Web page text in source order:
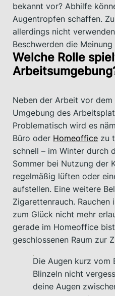
bekannt vor? Abhilfe
Augentropfen schaffen.
allerdings nicht
Beschwerden die
Welche Rolle
Neben der Arbeit vor
Umgebung des
Problematisch wird es
Büro oder Homeoffice zu
schnell – im Winter durch
Sommer bei Nutzung der
regelmäßig lüften oder
aufstellen. Eine weitere
Zigarettenrauch.
zum Glück nicht mehr
gerade im Homeoffice
geschlossenen Raum zur
Die Augen kurz vom
Blinzeln nicht
deine Augen